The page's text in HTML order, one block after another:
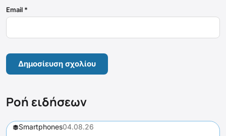
Email *
Ροή ειδήσεων
Smartphones04.08.26